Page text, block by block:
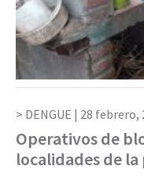
DENGUE | 28 febrero,
Operativos de
localidades de